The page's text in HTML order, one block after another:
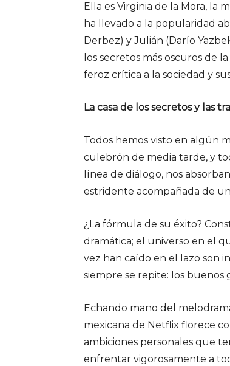
Ella es Virginia de la Mora, la
ha llevado a la popularidad
Derbez) y Julián (Darío
los secretos más oscuros de
feroz crítica a la sociedad y
La casa de los secretos y las
Todos hemos visto en algún
culebrón de media tarde, y
línea de diálogo, nos
estridente acompañada de
¿La fórmula de su éxito?
dramática; el universo en el
vez han caído en el lazo son
siempre se repite: los buenos
Echando mano del
mexicana de Netflix florece
ambiciones personales que
enfrentar vigorosamente a